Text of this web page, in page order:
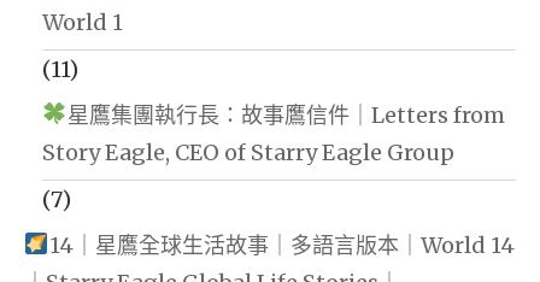
World 1
(11)
星鷹集團執行長：故事鷹信件｜Letters from
Story Eagle, CEO of Starry Eagle Group
(7)
14｜星鷹全球生活故事｜多語言版本｜World 14